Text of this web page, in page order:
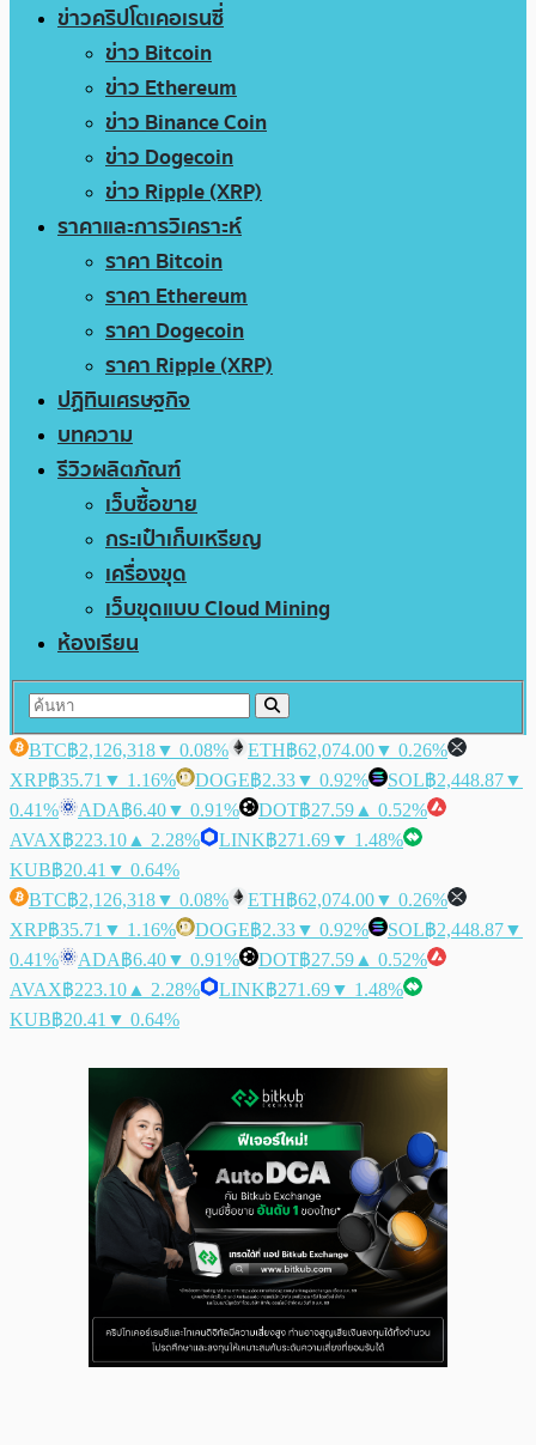
ข่าวคริปโตเคอเรนซี่
ข่าว Bitcoin
ข่าว Ethereum
ข่าว Binance Coin
ข่าว Dogecoin
ข่าว Ripple (XRP)
ราคาและการวิเคราะห์
ราคา Bitcoin
ราคา Ethereum
ราคา Dogecoin
ราคา Ripple (XRP)
ปฏิทินเศรษฐกิจ
บทความ
รีวิวผลิตภัณฑ์
เว็บซื้อขาย
กระเป๋าเก็บเหรียญ
เครื่องขุด
เว็บขุดแบบ Cloud Mining
ห้องเรียน
BTC฿2,126,318▼ 0.08% ETH฿62,074.00▼ 0.26%
XRP฿35.71 ▼ 1.16% DOGE฿2.33▼ 0.92% SOL฿2,448.87▼
0.41%
ADA฿6.40▼ 0.91% DOT฿27.59 ▲ 0.52%
AVAX฿223.10 ▲ 2.28% LINK฿271.69▼ 1.48%
KUB฿20.41 ▼ 0.64%
BTC฿2,126,318▼ 0.08% ETH฿62,074.00▼ 0.26%
XRP฿35.71 ▼ 1.16% DOGE฿2.33▼ 0.92% SOL฿2,448.87▼
0.41%
ADA฿6.40▼ 0.91% DOT฿27.59 ▲ 0.52%
AVAX฿223.10 ▲ 2.28% LINK฿271.69▼ 1.48%
KUB฿20.41 ▼ 0.64%